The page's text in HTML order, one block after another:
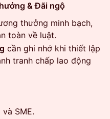
& Đãi ngộ
thưởng minh bạch,
toàn về luật.
cần ghi nhớ khi thiết lập
tranh chấp lao động
SME.